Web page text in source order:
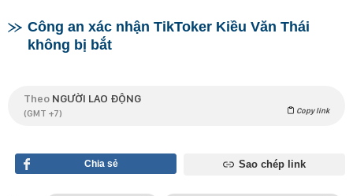
Công an xác nhận TikToker Kiều Văn Thái
không bị bắt
Theo NGƯỜI LAO ĐỘNG
(GMT +7) Copy link
Chia sẻ Sao chép link